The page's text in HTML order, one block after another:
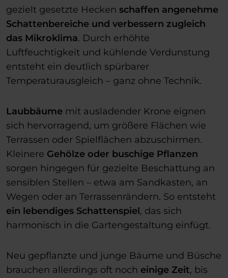
gezielt gesetzte Hecken schaffen angenehme
Schattenbereiche und verbessern zugleich
das Mikroklima. Durch erhöhte
Luftfeuchtigkeit und kühlende Verdunstung
entsteht ein deutlich spürbarer
Temperaturausgleich – ganz ohne Technik.
Laubbäume mit ausladender Krone eignen
sich hervorragend, um größere Flächen wie
Terrassen oder Spielflächen abzuschirmen.
Kleinere Gehölze oder buschige Pflanzen
sorgen hingegen für gezielte Beschattung an
sensiblen Stellen – etwa am Sandkasten, an
Wegen oder an Terrassenrändern. So entsteht
ein lebendiges Schattenspiel, das sich
harmonisch in die Gartengestaltung einfügt.
Neu gepflanzte und junge Bäume und Büsche
brauchen allerdings oft noch einige Zeit, bis